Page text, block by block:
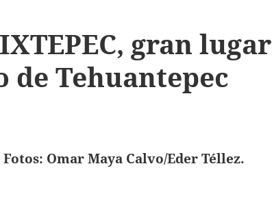
gran lugar
de Tehuantepec
Omar Maya Calvo/Eder Téllez.